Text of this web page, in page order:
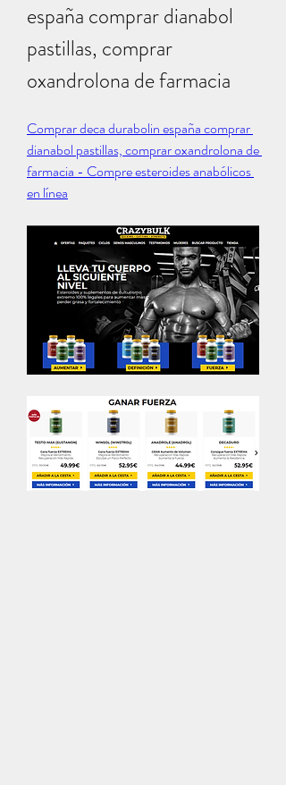
españa comprar dianabol
pastillas, comprar
oxandrolona de farmacia
Comprar deca durabolin españa comprar
dianabol pastillas, comprar oxandrolona de
farmacia - Compre esteroides anabólicos
en línea